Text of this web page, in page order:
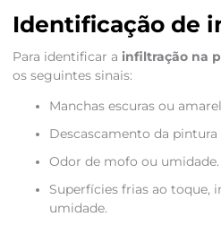
Identificação de
Para identificar a infiltração na
os seguintes sinais:
Manchas escuras ou
Descascamento da pintura
Odor de mofo ou umidade.
Superfícies frias ao toque,
umidade.